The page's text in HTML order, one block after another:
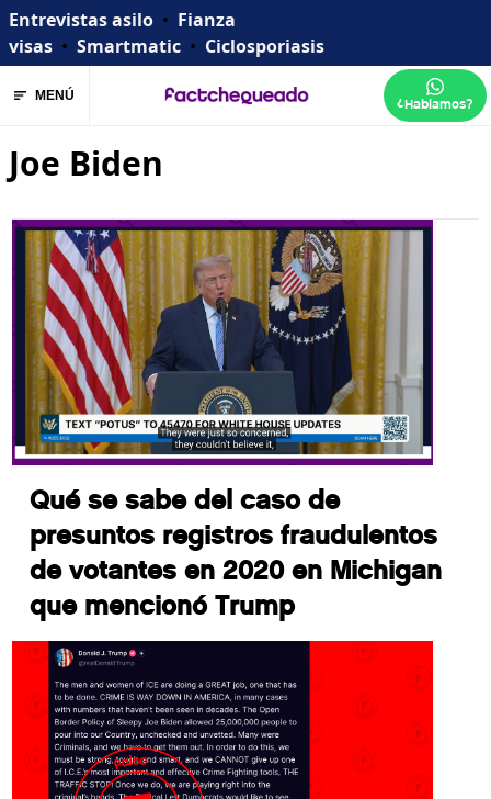
Entrevistas asilo • Fianza
visas • Smartmatic • Ciclosporiasis
MENÚ ¿Hablamos?
Joe Biden
Qué se sabe del caso de
presuntos registros fraudulentos
de votantes en 2020 en Michigan
que mencionó Trump